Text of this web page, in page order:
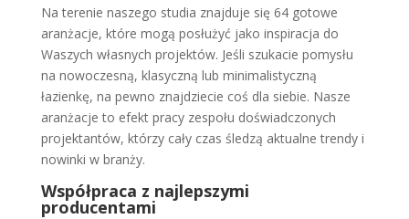
Na terenie naszego studia znajduje się 64 gotowe
aranżacje, które mogą posłużyć jako inspiracja do
Waszych własnych projektów. Jeśli szukacie pomysłu
na nowoczesną, klasyczną lub minimalistyczną
łazienkę, na pewno znajdziecie coś dla siebie. Nasze
aranżacje to efekt pracy zespołu doświadczonych
projektantów, którzy cały czas śledzą aktualne trendy i
nowinki w branży.
Współpraca z najlepszymi
producentami